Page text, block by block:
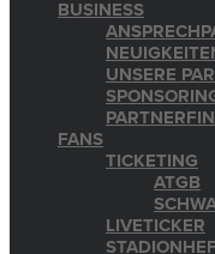
BUSINESS
UNSERE
FANS
TICKETING
ATGB
LIVETICKER